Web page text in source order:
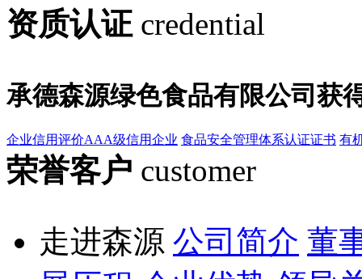
资质认证 credential
承德森源绿色食品有限公司获
企业信用评价AAA级信用企业 食品安全管理体系认证证书 有
荣誉客户 customer
走进森源 公司简介 董